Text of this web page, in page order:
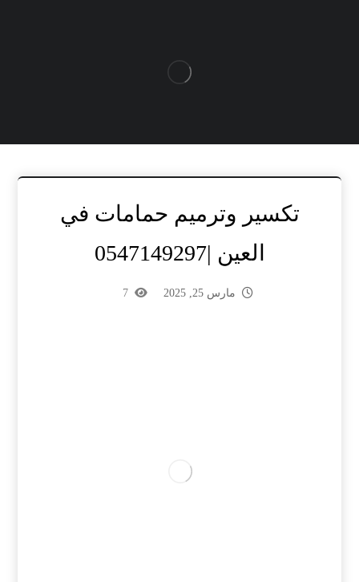
تكسير وترميم حمامات في
العين |0547149297
مارس 25, 2025 7